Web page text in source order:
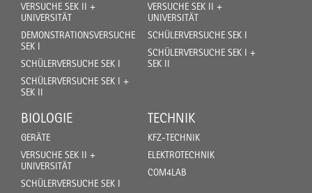
VERSUCHE SEK II +
UNIVERSITÄT
DEMONSTRATIONSVERSUCHE
SEK I
SCHÜLERVERSUCHE SEK I
SCHÜLERVERSUCHE SEK I +
SEK II
VERSUCHE SEK II +
UNIVERSITÄT
SCHÜLERVERSUCHE SEK I
SCHÜLERVERSUCHE SEK I +
SEK II
BIOLOGIE
GERÄTE
VERSUCHE SEK II +
UNIVERSITÄT
SCHÜLERVERSUCHE SEK I
TECHNIK
KFZ-TECHNIK
ELEKTROTECHNIK
COM4LAB